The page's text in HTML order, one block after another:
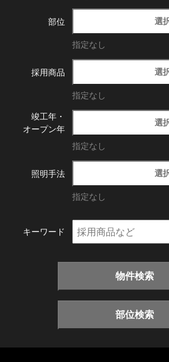
部位 選
指定なし
採用商品 選
指定なし
竣工年・
オープン年
選
指定なし
照明手法 選
指定なし
キーワード
物件検索
部位検索